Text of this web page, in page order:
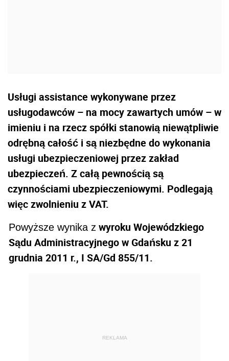
Usługi assistance wykonywane przez
usługodawców – na mocy zawartych umów – w
imieniu i na rzecz spółki stanowią niewątpliwie
odrębną całość i są niezbędne do wykonania
usługi ubezpieczeniowej przez zakład
ubezpieczeń. Z całą pewnością są
czynnościami ubezpieczeniowymi. Podlegają
więc zwolnieniu z VAT.
Powyższe wynika z wyroku Wojewódzkiego
Sądu Administracyjnego w Gdańsku z 21
grudnia 2011 r., I SA/Gd 855/11.
REKLAMA